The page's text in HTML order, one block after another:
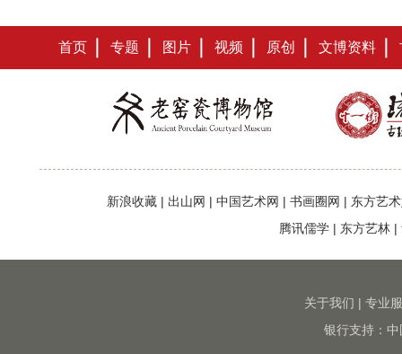
首页 专题 图片 视频 原创 文博资料
新浪收藏 | 出山网 | 中国艺术网 | 书画圈网 | 东方艺
腾讯儒学 | 东方艺林 |
关于我们 | 专业
银行支持：